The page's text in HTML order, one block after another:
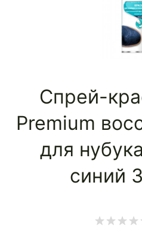
Спрей-
Premium
для
синий